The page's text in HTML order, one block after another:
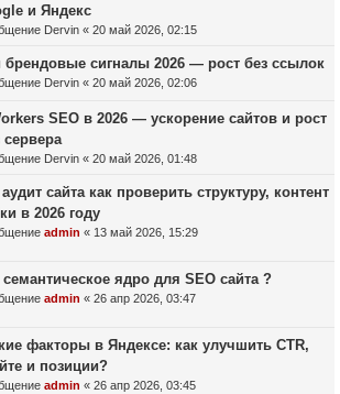
и Яндекс
Dervin « 20 май 2026, 02:15
брендовые сигналы 2026 — рост без ссылок
Dervin « 20 май 2026, 02:06
SEO в 2026 — ускорение сайтов и рост
сервера
Dervin « 20 май 2026, 01:48
сайта как проверить структуру, контент
в 2026 году
admin « 13 май 2026, 15:29
семантическое ядро для SEO сайта ?
admin « 26 апр 2026, 03:47
факторы в Яндексе: как улучшить CTR,
и позиции?
admin « 26 апр 2026, 03:45